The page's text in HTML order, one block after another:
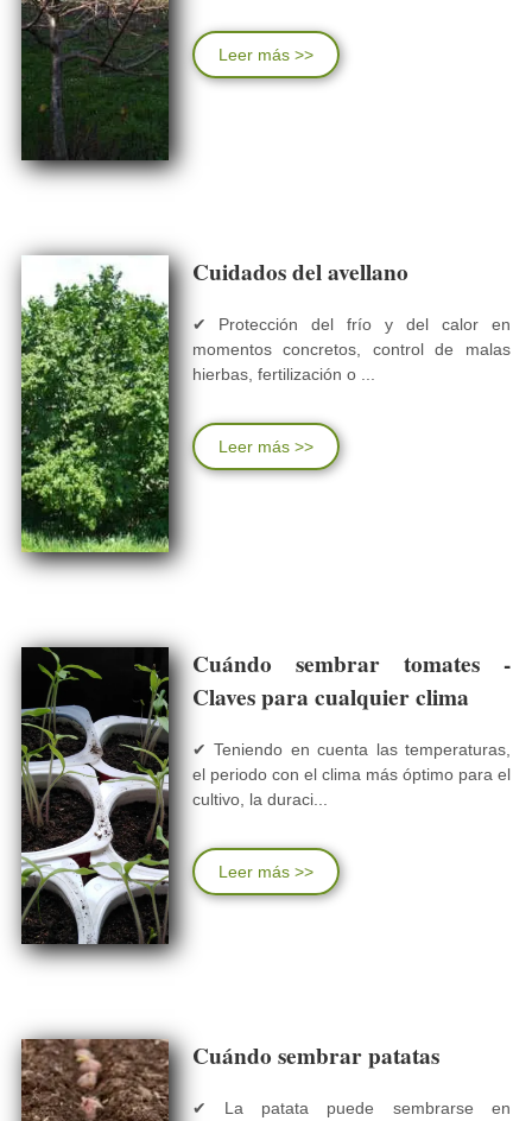
Leer más >>
Cuidados del avellano
✔ Protección del frío y del calor en
momentos concretos, control de malas
hierbas, fertilización o ...
Leer más >>
Cuándo sembrar tomates -
Claves para cualquier clima
✔ Teniendo en cuenta las temperaturas,
el periodo con el clima más óptimo para el
cultivo, la duraci...
Leer más >>
Cuándo sembrar patatas
✔ La patata puede sembrarse en